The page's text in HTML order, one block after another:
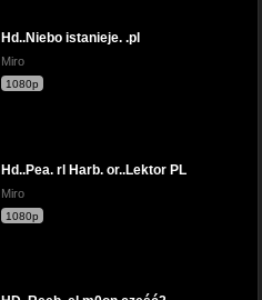
Hd..Niebo istanieje. .pl
Miro
1080p
Hd..Pea. rl Harb. or..Lektor PL
Miro
1080p